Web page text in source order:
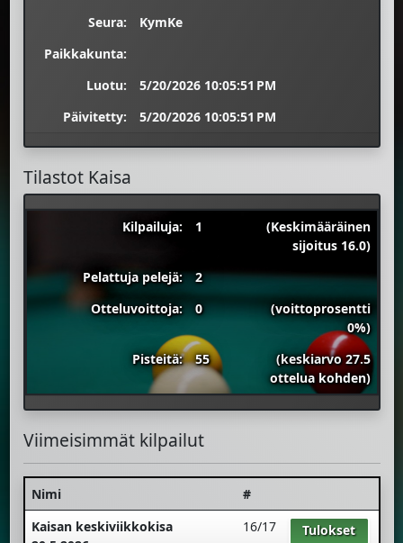
Seura:
KymKe
Paikkakunta:
Luotu:
5/20/2026 10:05:51 PM
Päivitetty:
5/20/2026 10:05:51 PM
Tilastot Kaisa
Kilpailuja: 1
(Keskimääräinen
sijoitus 16.0)
Pelattuja pelejä:
2
Otteluvoittoja:
0
(voittoprosentti
0%)
Pisteitä:
55
(keskiarvo 27.5
ottelua kohden)
Viimeisimmät kilpailut
Nimi
#
Kaisan keskiviikkokisa
16/17 Tulokset